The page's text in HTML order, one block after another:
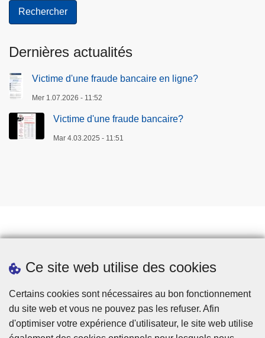
Ce site web utilise des cookies
Certains cookies sont nécessaires au bon fonctionnement
du site web et vous ne pouvez pas les refuser. Afin
d'optimiser votre expérience d'utilisateur, le site web utilise
Dernières actualités
Victime d'une fraude bancaire en ligne?
Mer 1.07.2026 - 11:52
Victime d'une fraude bancaire?
Mar 4.03.2025 - 11:51
Téléchargements
Presse